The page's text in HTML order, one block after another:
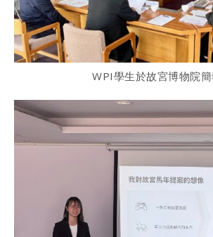
WPI學生於故宮博物院簡